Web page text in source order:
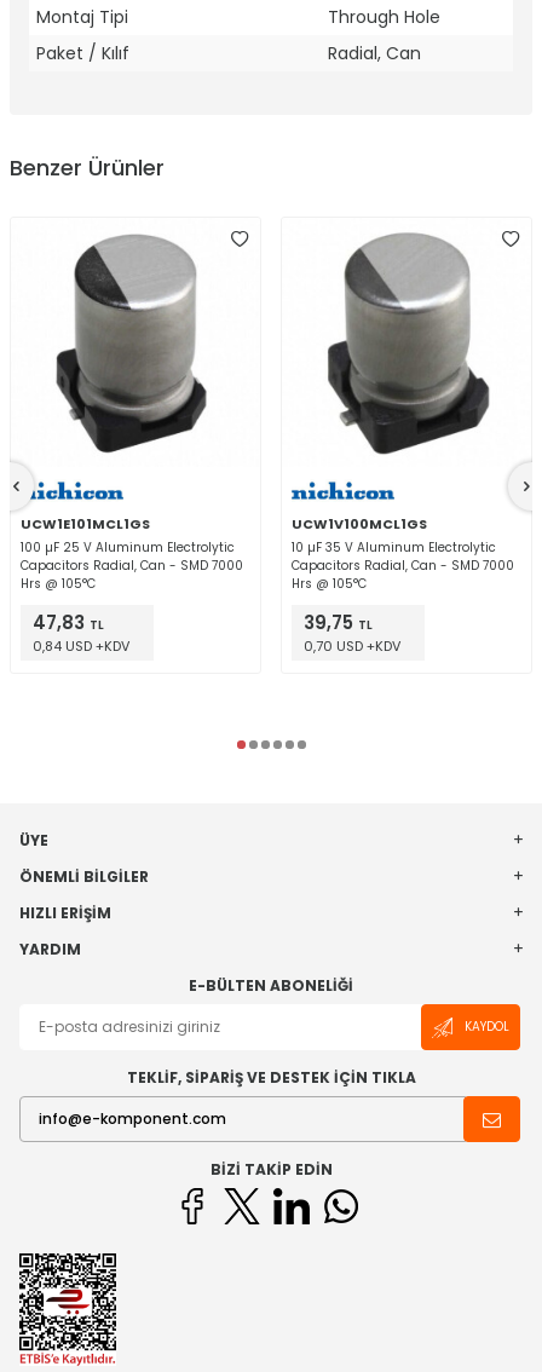
Montaj Tipi
Through Hole
Paket / Kılıf
Radial, Can
Benzer Ürünler
UCW1E101MCL1GS
100 µF 25 V Aluminum Electrolytic
Capacitors Radial, Can - SMD 7000
Hrs @ 105°C
47,83 TL
0,84 USD +KDV
UCW1V100MCL1GS
10 µF 35 V Aluminum Electrolytic
Capacitors Radial, Can - SMD 7000
Hrs @ 105°C
39,75 TL
0,70 USD +KDV
ÜYE
ÖNEMLI BILGILER
HIZLI ERIŞIM
YARDIM
E-BÜLTEN ABONELIĞI
KAYDOL
TEKLİF, SİPARİŞ VE DESTEK İÇİN TIKLA
BIZI TAKIP EDIN